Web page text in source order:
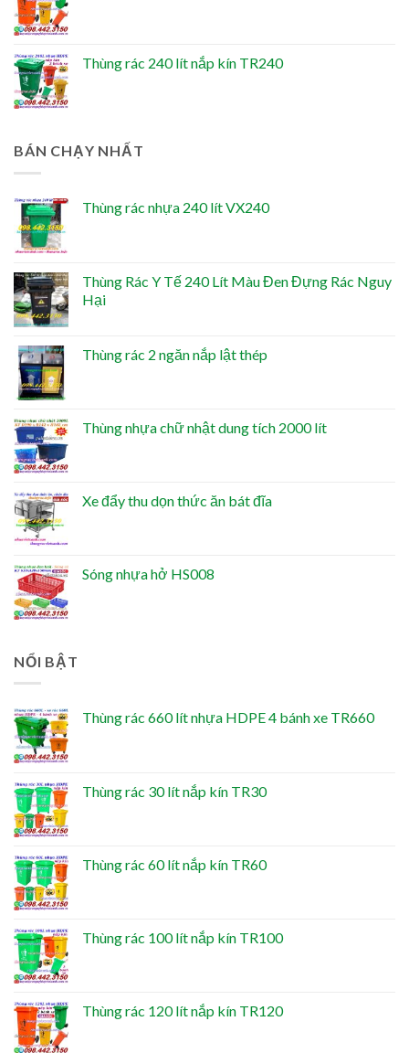
Thùng rác 240 lít nắp kín TR240
BÁN CHẠY NHẤT
Thùng rác nhựa 240 lít VX240
Thùng Rác Y Tế 240 Lít Màu Đen Đựng Rác Nguy
Hại
Thùng rác 2 ngăn nắp lật thép
Thùng nhựa chữ nhật dung tích 2000 lít
Xe đẩy thu dọn thức ăn bát đĩa
Sóng nhựa hở HS008
NỔI BẬT
Thùng rác 660 lít nhựa HDPE 4 bánh xe TR660
Thùng rác 30 lít nắp kín TR30
Thùng rác 60 lít nắp kín TR60
Thùng rác 100 lít nắp kín TR100
Thùng rác 120 lít nắp kín TR120